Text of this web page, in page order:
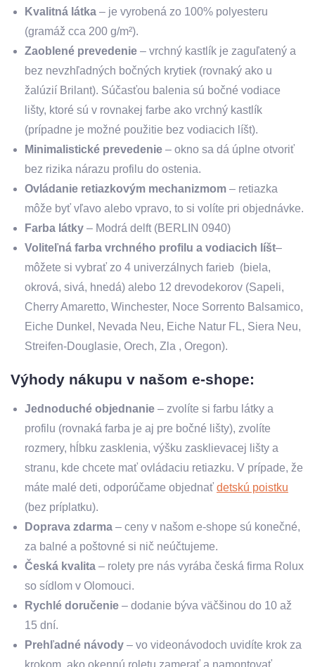
Kvalitná látka – je vyrobená zo 100% polyesteru
(gramáž cca 200 g/m²).
Zaoblené prevedenie – vrchný kastlík je zaguľatený a
bez nevzhľadných bočných krytiek (rovnaký ako u
žalúzií Brilant). Súčasťou balenia sú bočné vodiace
lišty, ktoré sú v rovnakej farbe ako vrchný kastlík
(prípadne je možné použitie bez vodiacich líšt).
Minimalistické prevedenie – okno sa dá úplne otvoriť
bez rizika nárazu profilu do ostenia.
Ovládanie retiazkovým mechanizmom – retiazka
môže byť vľavo alebo vpravo, to si volíte pri objednávke.
Farba látky – Modrá delft (BERLIN 0940)
Voliteľná farba vrchného profilu a vodiacich líšt–
môžete si vybrať zo 4 univerzálnych farieb (biela,
okrová, sivá, hnedá) alebo 12 drevodekorov (Sapeli,
Cherry Amaretto, Winchester, Noce Sorrento Balsamico,
Eiche Dunkel, Nevada Neu, Eiche Natur FL, Siera Neu,
Streifen-Douglasie, Orech, Zla , Oregon).
Výhody nákupu v našom e-shope:
Jednoduché objednanie – zvolíte si farbu látky a
profilu (rovnaká farba je aj pre bočné lišty), zvolíte
rozmery, hĺbku zasklenia, výšku zasklievacej lišty a
stranu, kde chcete mať ovládaciu retiazku. V prípade, že
máte malé deti, odporúčame objednať detskú poistku
(bez príplatku).
Doprava zdarma – ceny v našom e-shope sú konečné,
za balné a poštovné si nič neúčtujeme.
Česká kvalita – rolety pre nás vyrába česká firma Rolux
so sídlom v Olomouci.
Rychlé doručenie – dodanie býva väčšinou do 10 až
15 dní.
Prehľadné návody – vo videonávodoch uvidíte krok za